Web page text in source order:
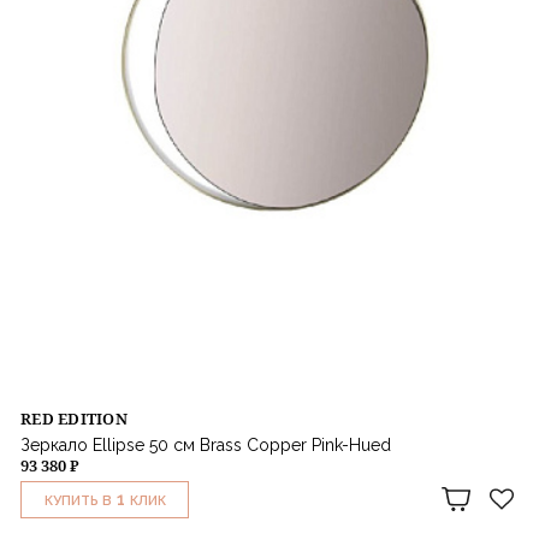
RED EDITION
Зеркало Ellipse 50 см Brass Copper Pink-Hued
93 380 ₽
КУПИТЬ В 1 КЛИК